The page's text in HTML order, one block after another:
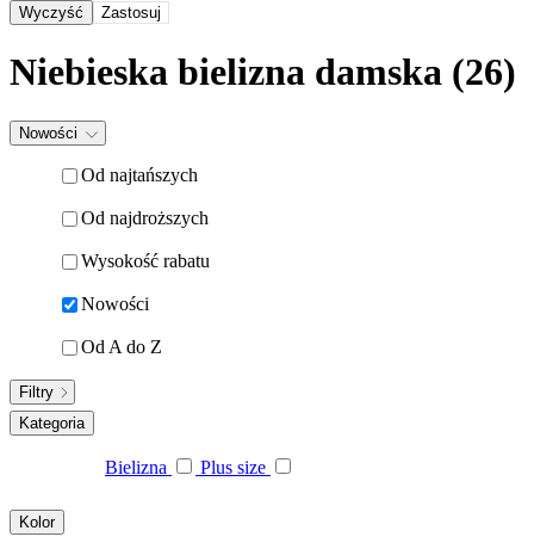
Wyczyść Zastosuj
Niebieska bielizna damska (26)
Nowości
Od najtańszych
Od najdroższych
Wysokość rabatu
Nowości
Od A do Z
Filtry
Kategoria
Bielizna Plus size
Kolor